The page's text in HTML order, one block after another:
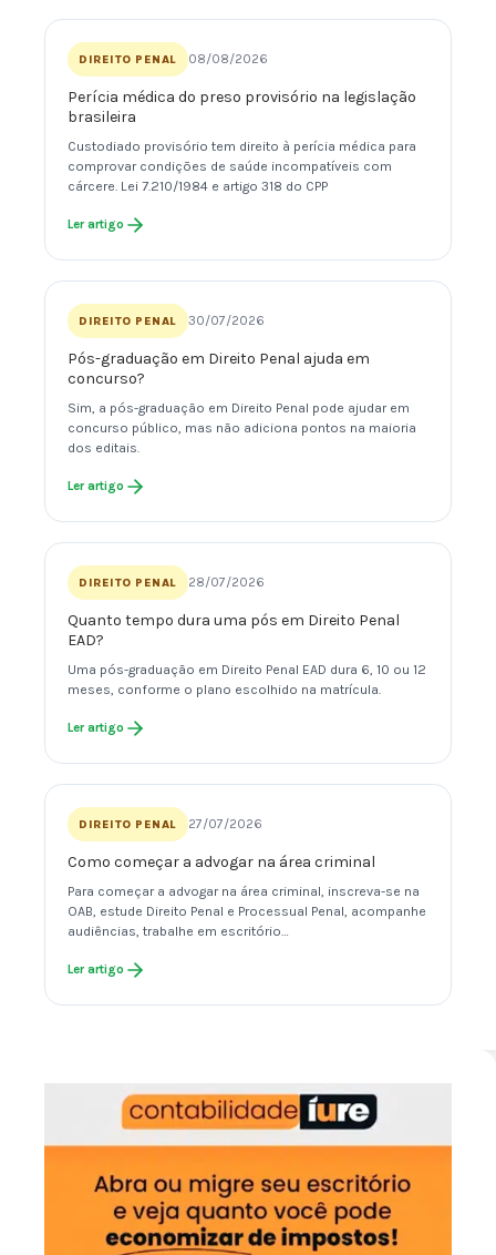
DIREITO PENAL 08/08/2026
Perícia médica do preso provisório na legislação
brasileira
Custodiado provisório tem direito à perícia médica para
comprovar condições de saúde incompatíveis com
cárcere. Lei 7.210/1984 e artigo 318 do CPP
Ler artigo
DIREITO PENAL 30/07/2026
Pós-graduação em Direito Penal ajuda em
concurso?
Sim, a pós-graduação em Direito Penal pode ajudar em
concurso público, mas não adiciona pontos na maioria
dos editais.
Ler artigo
DIREITO PENAL 28/07/2026
Quanto tempo dura uma pós em Direito Penal
EAD?
Uma pós-graduação em Direito Penal EAD dura 6, 10 ou 12
meses, conforme o plano escolhido na matrícula.
Ler artigo
DIREITO PENAL 27/07/2026
Como começar a advogar na área criminal
Para começar a advogar na área criminal, inscreva-se na
OAB, estude Direito Penal e Processual Penal, acompanhe
audiências, trabalhe em escritório…
Ler artigo